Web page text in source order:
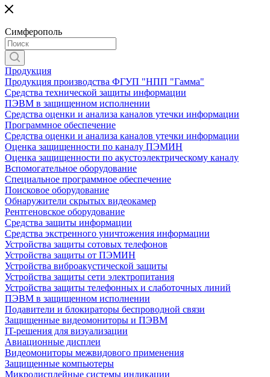
Симферополь
Продукция
Продукция производства ФГУП "НПП "Гамма"
Средства технической защиты информации
ПЭВМ в защищенном исполнении
Средства оценки и анализа каналов утечки информации
Программное обеспечение
Средства оценки и анализа каналов утечки информации
Оценка защищенности по каналу ПЭМИН
Оценка защищенности по акустоэлектрическому каналу
Вспомогательное оборудование
Специальное программное обеспечение
Поисковое оборудование
Обнаружители скрытых видеокамер
Рентгеновское оборудование
Средства защиты информации
Средства экстренного уничтожения информации
Устройства защиты сотовых телефонов
Устройства защиты от ПЭМИН
Устройства виброакустической защиты
Устройства защиты сети электропитания
Устройства защиты телефонных и слаботочных линий
ПЭВМ в защищенном исполнении
Подавители и блокираторы беспроводной связи
Защищенные видеомониторы и ПЭВМ
IT-решения для визуализации
Авиационные дисплеи
Видеомониторы межвидового применения
Защищенные компьютеры
Микродисплейные системы индикации